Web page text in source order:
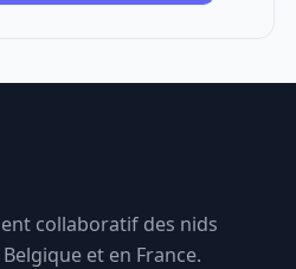
collaboratif des nids
et en France.